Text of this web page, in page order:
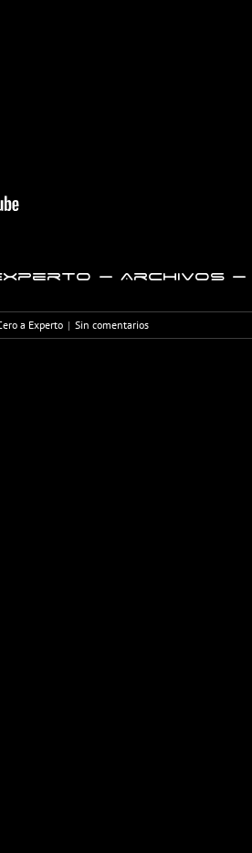
– Archivos –
a Experto | Sin comentarios